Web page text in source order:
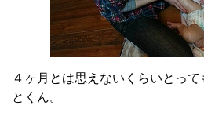
４ヶ月とは思えないくらいとっ
とくん。